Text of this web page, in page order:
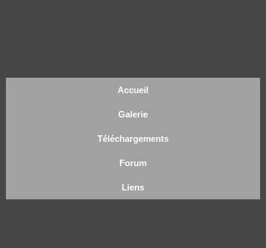
Accueil
Galerie
Téléchargements
Forum
Liens